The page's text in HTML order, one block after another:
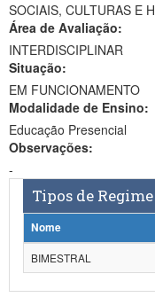
Ministério da Ciência,
Ministério do Meio Ambiente
Ministério do Turismo
Ministério do Desenvolvimento
Controladoria-Geral da União
Ministério da Mulher, da Família
SOCIAIS, CULTURAS E
Área de Avaliação:
INTERDISCIPLINAR
Situação:
EM FUNCIONAMENTO
Modalidade de Ensino:
Educação Presencial
Observações:
-
Tipos de
Nome
BIMESTRAL